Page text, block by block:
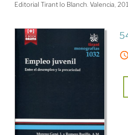
Editorial Tirant lo Blanch. Valencia,